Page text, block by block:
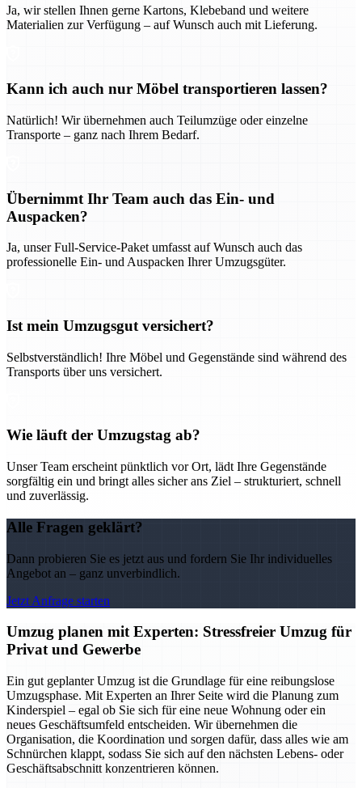
Ja, wir stellen Ihnen gerne Kartons, Klebeband und weitere
Materialien zur Verfügung – auf Wunsch auch mit Lieferung.
Kann ich auch nur Möbel transportieren lassen?
Natürlich! Wir übernehmen auch Teilumzüge oder einzelne
Transporte – ganz nach Ihrem Bedarf.
Übernimmt Ihr Team auch das Ein- und
Auspacken?
Ja, unser Full-Service-Paket umfasst auf Wunsch auch das
professionelle Ein- und Auspacken Ihrer Umzugsgüter.
Ist mein Umzugsgut versichert?
Selbstverständlich! Ihre Möbel und Gegenstände sind während des
Transports über uns versichert.
Wie läuft der Umzugstag ab?
Unser Team erscheint pünktlich vor Ort, lädt Ihre Gegenstände
sorgfältig ein und bringt alles sicher ans Ziel – strukturiert, schnell
und zuverlässig.
Alle Fragen geklärt?
Dann probieren Sie es jetzt aus und fordern Sie Ihr individuelles
Angebot an – ganz unverbindlich.
Jetzt Anfrage starten
Umzug planen mit Experten: Stressfreier Umzug für
Privat und Gewerbe
Ein gut geplanter Umzug ist die Grundlage für eine reibungslose
Umzugsphase. Mit Experten an Ihrer Seite wird die Planung zum
Kinderspiel – egal ob Sie sich für eine neue Wohnung oder ein
neues Geschäftsumfeld entscheiden. Wir übernehmen die
Organisation, die Koordination und sorgen dafür, dass alles wie am
Schnürchen klappt, sodass Sie sich auf den nächsten Lebens- oder
Geschäftsabschnitt konzentrieren können.